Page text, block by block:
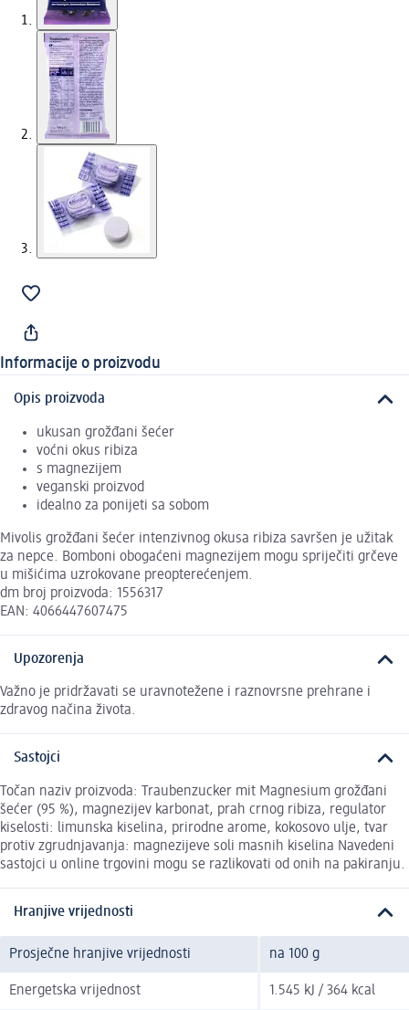
Informacije o proizvodu
Opis proizvoda
ukusan grožđani šećer
voćni okus ribiza
s magnezijem
veganski proizvod
idealno za ponijeti sa sobom
Mivolis grožđani šećer intenzivnog okusa ribiza savršen je užitak
za nepce. Bomboni obogaćeni magnezijem mogu spriječiti grčeve
u mišićima uzrokovane preopterećenjem.
dm broj proizvoda: 1556317
EAN: 4066447607475
Upozorenja
Važno je pridržavati se uravnotežene i raznovrsne prehrane i
zdravog načina života.
Sastojci
Točan naziv proizvoda: Traubenzucker mit Magnesium grožđani
šećer (95 %), magnezijev karbonat, prah crnog ribiza, regulator
kiselosti: limunska kiselina, prirodne arome, kokosovo ulje, tvar
protiv zgrudnjavanja: magnezijeve soli masnih kiselina Navedeni
sastojci u online trgovini mogu se razlikovati od onih na pakiranju.
Hranjive vrijednosti
Prosječne hranjive vrijednosti na 100 g
Energetska vrijednost 1.545 kJ / 364 kcal